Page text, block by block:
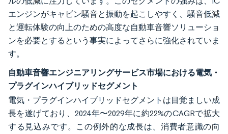
エンジンがキャビン騒音と振動を起こしやすく、騒音低減
と運転体験の向上のための高度な自動車音響ソリューショ
ンを必要とするという事実によってさらに強化されていま
す。
自動車音響エンジニアリングサービス市場における電気・
プラグインハイブリッドセグメント
電気・プラグインハイブリッドセグメントは目覚ましい成
長を遂げており、2024年〜2029年に約22%のCAGRで拡大
する見込みです。この例外的な成長は、消費者意識の向